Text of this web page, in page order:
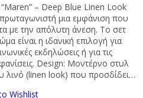
– Deep Blue Linen Look
μια εμφάνιση που
με την απόλυτη άνεση. Το σετ
είναι η ιδανική επιλογή για
εκδηλώσεις ή για τις
Design: Μοντέρνο στυλ
(linen look) που προσδίδει…
Wishlist